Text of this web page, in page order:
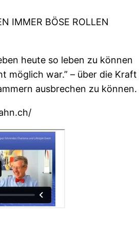
IMMER BÖSE ROLLEN
heute so leben zu können
möglich war.” – über die Kraft
ausbrechen zu können.